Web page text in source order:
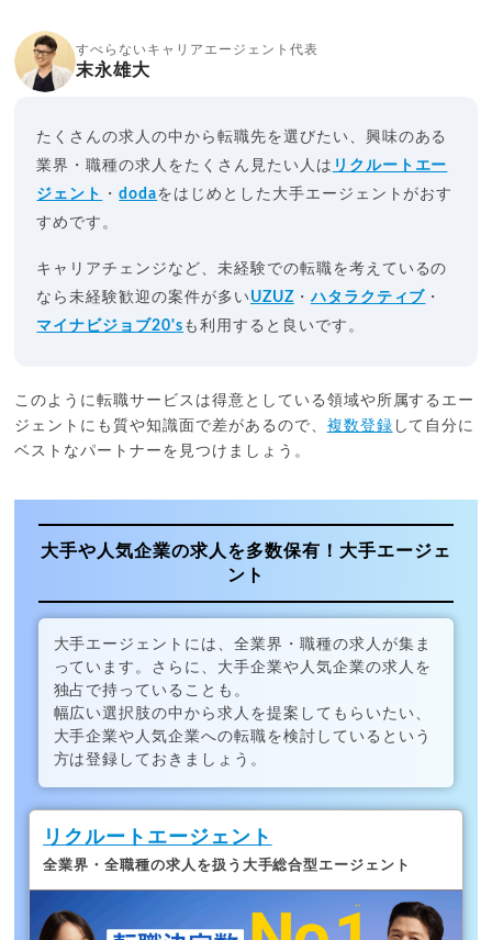
すべらないキャリアエージェント代表
末永雄大
たくさんの求人の中から転職先を選びたい、興味のある
業界・職種の求人をたくさん見たい人は リクルートエー
ジェント
・dodaをはじめとした大手エージェントがおす
すめです。
キャリアチェンジなど、未経験での転職を考えているの
なら未経験歓迎の案件が多い UZUZ ・ハタラクティブ ・
マイナビジョブ20's も利用すると良いです。
このように転職サービスは得意としている領域や所属するエー
ジェントにも質や知識面で差があるので、 複数登録 して自分に
ベストなパートナーを見つけましょう。
大手や人気企業の求人を多数保有！大手エージェ
ント
大手エージェントには、全業界・職種の求人が集ま
っています。さらに、大手企業や人気企業の求人を
独占で持っていることも。
幅広い選択肢の中から求人を提案してもらいたい、
大手企業や人気企業への転職を検討しているという
方は登録しておきましょう。
リクルートエージェント
全業界・全職種の求人を扱う大手総合型エージェント